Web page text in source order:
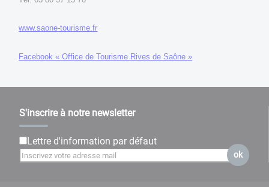
www.saone-tourisme.fr
Facebook « Office de Tourisme Rives de Saône »
S'inscrire à notre newsletter
Lettre d'information par défaut
ok